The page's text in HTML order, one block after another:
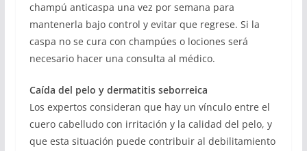
champú anticaspa una vez por semana para
mantenerla bajo control y evitar que regrese. Si la
caspa no se cura con champúes o lociones será
necesario hacer una consulta al médico.
Caída del pelo y dermatitis seborreica
Los expertos consideran que hay un vínculo entre el
cuero cabelludo con irritación y la calidad del pelo, y
que esta situación puede contribuir al debilitamiento